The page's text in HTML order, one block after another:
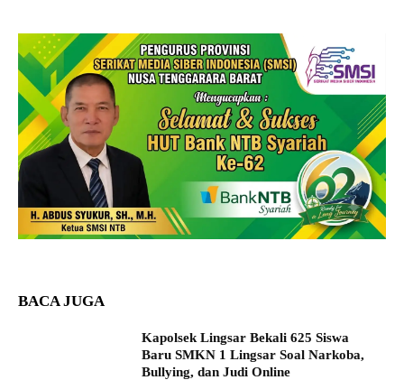
BACA JUGA
Kapolsek Lingsar Bekali 625 Siswa
Baru SMKN 1 Lingsar Soal Narkoba,
Bullying, dan Judi Online